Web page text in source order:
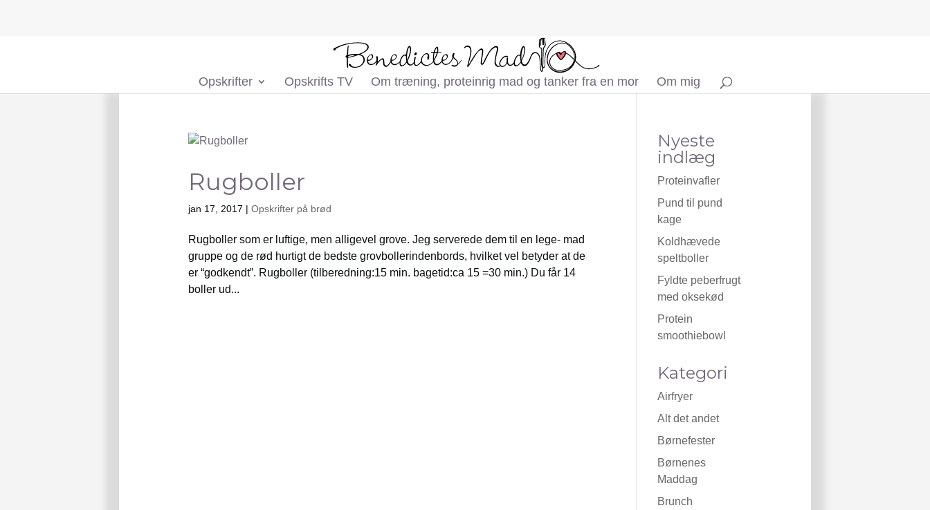
Opskrifter Opskrifts TV Om træning, proteinrig mad og tanker fra en mor Om mig
Rugboller
jan 17, 2017 | Opskrifter på brød
Rugboller som er luftige, men alligevel grove. Jeg serverede dem til en lege- mad
gruppe og de rød hurtigt de bedste grovbollerindenbords, hvilket vel betyder at de
er “godkendt”. Rugboller (tilberedning:15 min. bagetid:ca 15 =30 min.) Du får 14
boller ud...
Nyeste
indlæg
Proteinvafler
Pund til pund
kage
Koldhævede
speltboller
Fyldte peberfrugt
med oksekød
Protein
smoothiebowl
Kategori
Airfryer
Alt det andet
Børnefester
Børnenes
Maddag
Brunch